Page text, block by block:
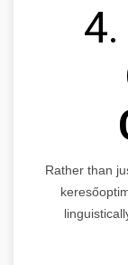
4.
Rather than